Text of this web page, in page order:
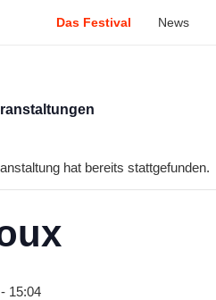
Das Festival News
hat bereits stattgefunden.
15:04